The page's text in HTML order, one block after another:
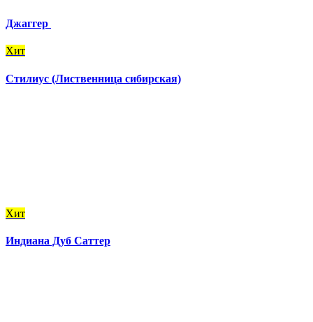
Джаггер
Хит
Стилиус (Лиственница сибирская)
Хит
Индиана Дуб Саттер